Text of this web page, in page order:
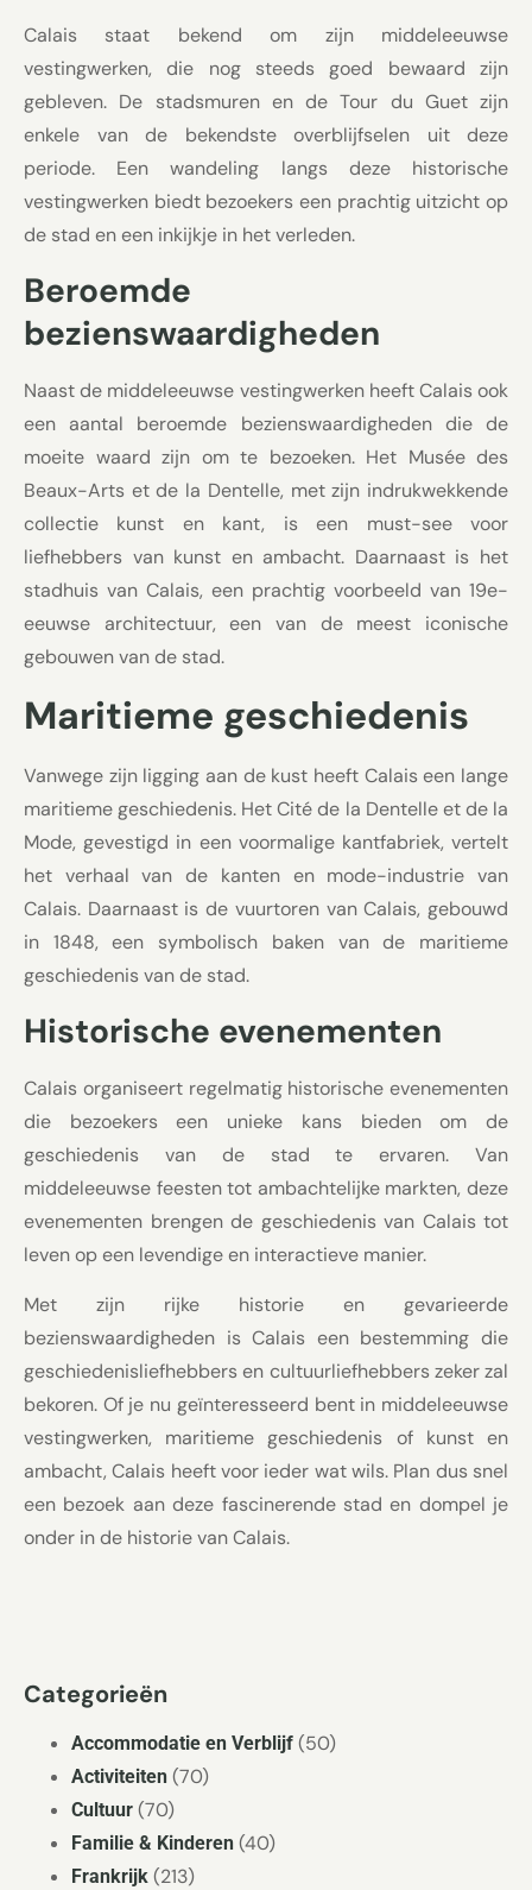
Calais staat bekend om zijn middeleeuwse
vestingwerken, die nog steeds goed bewaard zijn
gebleven. De stadsmuren en de Tour du Guet zijn
enkele van de bekendste overblijfselen uit deze
periode. Een wandeling langs deze historische
vestingwerken biedt bezoekers een prachtig uitzicht op
de stad en een inkijkje in het verleden.
Beroemde
bezienswaardigheden
Naast de middeleeuwse vestingwerken heeft Calais ook
een aantal beroemde bezienswaardigheden die de
moeite waard zijn om te bezoeken. Het Musée des
Beaux-Arts et de la Dentelle, met zijn indrukwekkende
collectie kunst en kant, is een must-see voor
liefhebbers van kunst en ambacht. Daarnaast is het
stadhuis van Calais, een prachtig voorbeeld van 19e-
eeuwse architectuur, een van de meest iconische
gebouwen van de stad.
Maritieme geschiedenis
Vanwege zijn ligging aan de kust heeft Calais een lange
maritieme geschiedenis. Het Cité de la Dentelle et de la
Mode, gevestigd in een voormalige kantfabriek, vertelt
het verhaal van de kanten en mode-industrie van
Calais. Daarnaast is de vuurtoren van Calais, gebouwd
in 1848, een symbolisch baken van de maritieme
geschiedenis van de stad.
Historische evenementen
Calais organiseert regelmatig historische evenementen
die bezoekers een unieke kans bieden om de
geschiedenis van de stad te ervaren. Van
middeleeuwse feesten tot ambachtelijke markten, deze
evenementen brengen de geschiedenis van Calais tot
leven op een levendige en interactieve manier.
Met zijn rijke historie en gevarieerde
bezienswaardigheden is Calais een bestemming die
geschiedenisliefhebbers en cultuurliefhebbers zeker zal
bekoren. Of je nu geïnteresseerd bent in middeleeuwse
vestingwerken, maritieme geschiedenis of kunst en
ambacht, Calais heeft voor ieder wat wils. Plan dus snel
een bezoek aan deze fascinerende stad en dompel je
onder in de historie van Calais.
Categorieën
Accommodatie en Verblijf (50)
Activiteiten (70)
Cultuur (70)
Familie & Kinderen (40)
Frankrijk (213)